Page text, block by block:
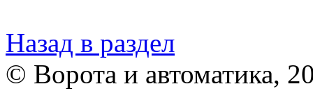
Назад в раздел
© Ворота и автоматика,